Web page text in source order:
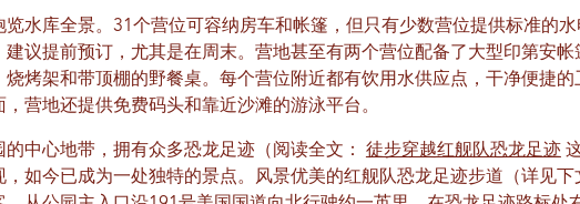
水库全景。31个营位可容纳房车和帐篷，但只有少数营位提供标准的
建议提前预订，尤其是在周末。营地甚至有两个营位配备了大型印第安
烤架和带顶棚的野餐桌。每个营位附近都有饮用水供应点，干净便捷
，营地还提供免费码头和靠近沙滩的游泳平台。
中心地带，拥有众多恐龙足迹（阅读全文： 徒步穿越红舰队恐龙足迹
，如今已成为一处独特的景点。风景优美的红舰队恐龙足迹步道（详见